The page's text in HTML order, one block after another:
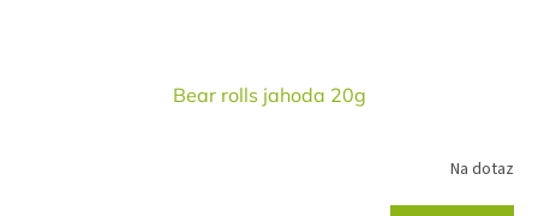
Bear rolls jahoda 20g
Na dotaz